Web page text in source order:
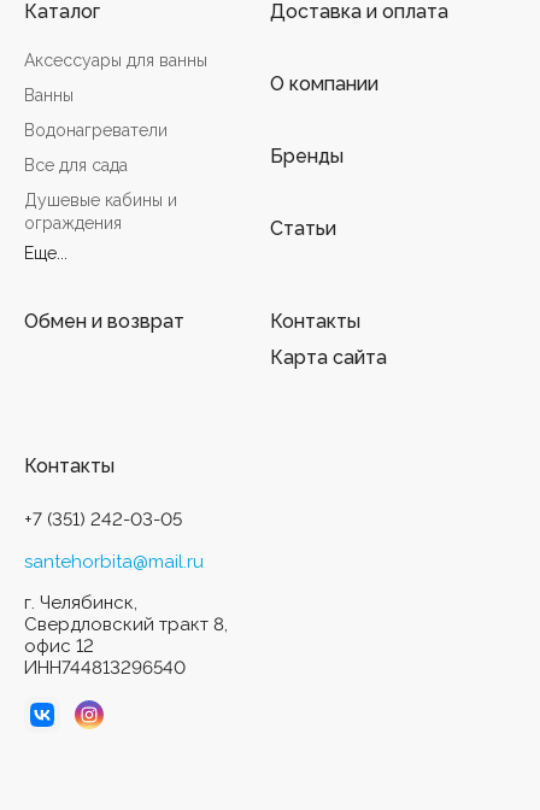
Каталог
Аксессуары для ванны
Ванны
Водонагреватели
Все для сада
Душевые кабины и
ограждения
Еще...
Доставка и оплата
О компании
Бренды
Статьи
Обмен и возврат
Контакты
Карта сайта
Контакты
+7 (351) 242-03-05
santehorbita@mail.ru
г. Челябинск,
Свердловский тракт 8,
офис 12
ИНН744813296540